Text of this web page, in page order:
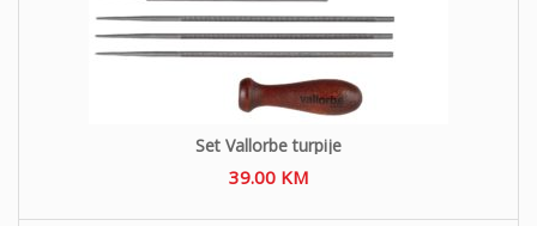
Set Vallorbe turpije
39.00 KM